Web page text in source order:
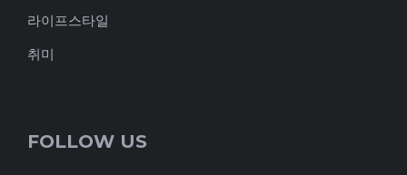
라이프스타일
취미
FOLLOW US